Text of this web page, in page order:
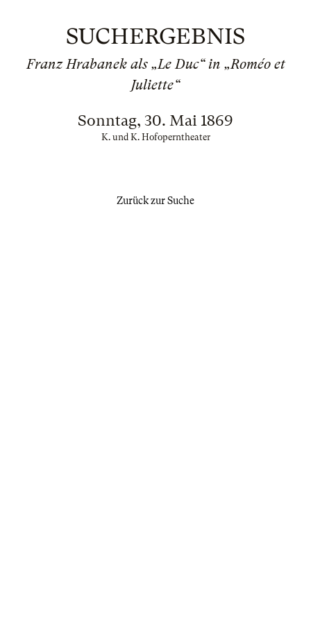
SUCHERGEBNIS
Franz Hrabanek als „Le Duc“ in „Roméo et
Juliette“
Sonntag, 30. Mai 1869
K. und K. Hofoperntheater
Zurück zur Suche